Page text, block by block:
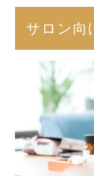
サロン向